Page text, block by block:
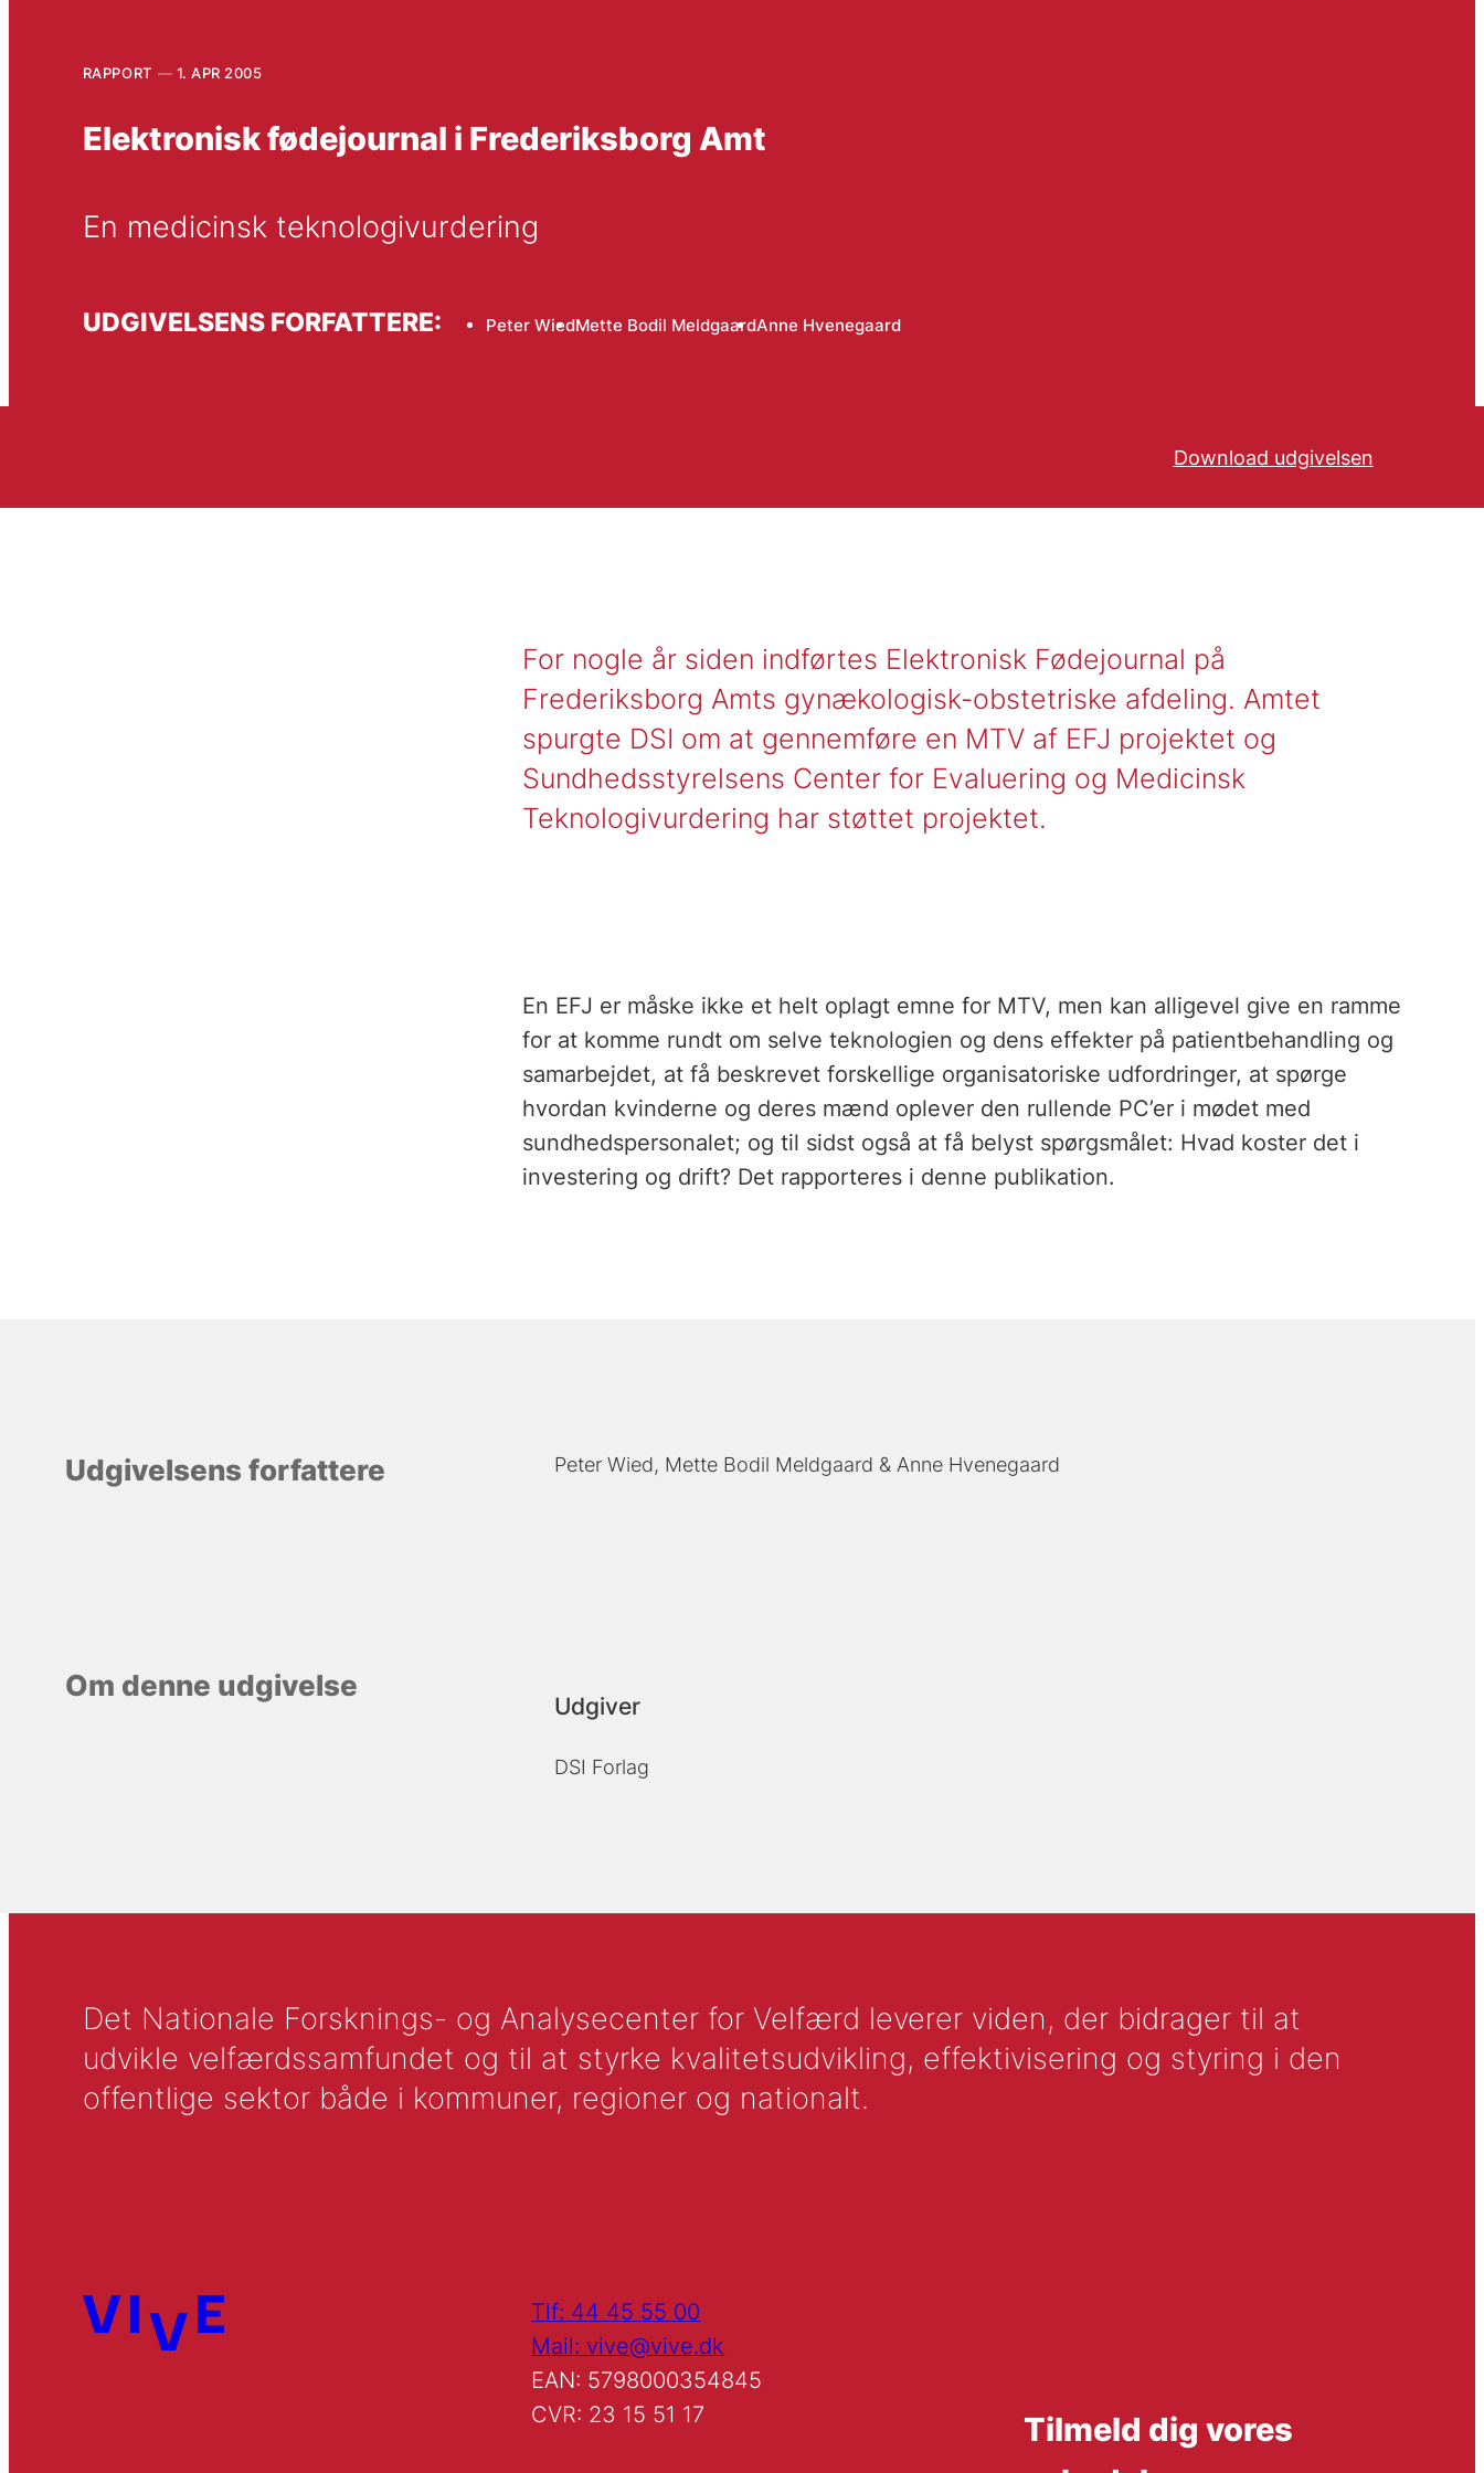
RAPPORT 1. APR 2005
Elektronisk fødejournal i Frederiksborg Amt
En medicinsk teknologivurdering
UDGIVELSENS FORFATTERE: Peter WiedMette Bodil MeldgaardAnne Hvenegaard
Download udgivelsen
For nogle år siden indførtes Elektronisk Fødejournal på
Frederiksborg Amts gynækologisk-obstetriske afdeling. Amtet
spurgte DSI om at gennemføre en MTV af EFJ projektet og
Sundhedsstyrelsens Center for Evaluering og Medicinsk
Teknologivurdering har støttet projektet.
En EFJ er måske ikke et helt oplagt emne for MTV, men kan alligevel give en ramme
for at komme rundt om selve teknologien og dens effekter på patientbehandling og
samarbejdet, at få beskrevet forskellige organisatoriske udfordringer, at spørge
hvordan kvinderne og deres mænd oplever den rullende PC’er i mødet med
sundhedspersonalet; og til sidst også at få belyst spørgsmålet: Hvad koster det i
investering og drift? Det rapporteres i denne publikation.
Udgivelsens forfattere Peter Wied Mette Bodil Meldgaard Anne Hvenegaard
Om denne udgivelse
Udgiver
DSI Forlag
Det Nationale Forsknings- og Analysecenter for Velfærd leverer viden, der bidrager til at
udvikle velfærdssamfundet og til at styrke kvalitetsudvikling, effektivisering og styring i den
offentlige sektor både i kommuner, regioner og nationalt.
Tlf: 44 45 55 00
Mail: vive@vive.dk
EAN: 5798000354845
CVR: 23 15 51 17
Tilmeld dig vores